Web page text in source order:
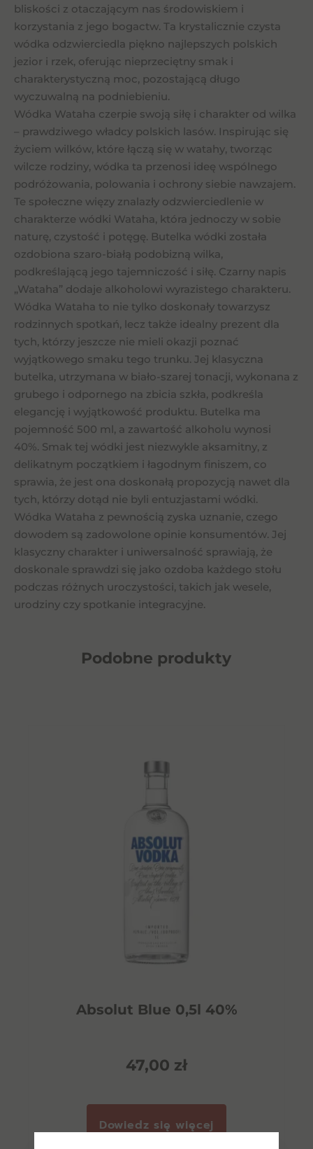
bliskości z otaczającym nas środowiskiem i
korzystania z jego bogactw. Ta krystalicznie czysta
wódka odzwierciedla piękno najlepszych polskich
jezior i rzek, oferując nieprzeciętny smak i
charakterystyczną moc, pozostającą długo
wyczuwalną na podniebieniu.
Wódka Wataha czerpie swoją siłę i charakter od wilka
– prawdziwego władcy polskich lasów. Inspirując się
życiem wilków, które łączą się w watahy, tworząc
wilcze rodziny, wódka ta przenosi ideę wspólnego
podróżowania, polowania i ochrony siebie nawzajem.
Te społeczne więzy znalazły odzwierciedlenie w
charakterze wódki Wataha, która jednoczy w sobie
naturę, czystość i potęgę. Butelka wódki została
ozdobiona szaro-białą podobizną wilka,
podkreślającą jego tajemniczość i siłę. Czarny napis
„Wataha” dodaje alkoholowi wyrazistego charakteru.
Wódka Wataha to nie tylko doskonały towarzysz
rodzinnych spotkań, lecz także idealny prezent dla
tych, którzy jeszcze nie mieli okazji poznać
wyjątkowego smaku tego trunku. Jej klasyczna
butelka, utrzymana w biało-szarej tonacji, wykonana z
grubego i odpornego na zbicia szkła, podkreśla
elegancję i wyjątkowość produktu. Butelka ma
pojemność 500 ml, a zawartość alkoholu wynosi
40%. Smak tej wódki jest niezwykle aksamitny, z
delikatnym początkiem i łagodnym finiszem, co
sprawia, że jest ona doskonałą propozycją nawet dla
tych, którzy dotąd nie byli entuzjastami wódki.
Wódka Wataha z pewnością zyska uznanie, czego
dowodem są zadowolone opinie konsumentów. Jej
klasyczny charakter i uniwersalność sprawiają, że
doskonale sprawdzi się jako ozdoba każdego stołu
podczas różnych uroczystości, takich jak wesele,
urodziny czy spotkanie integracyjne.
Podobne produkty
Absolut Blue 0,5l 40%
47,00 zł
Dowiedz się więcej